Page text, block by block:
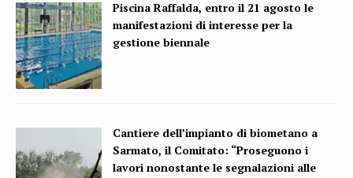
Piscina Raffalda, entro il 21 agosto le
manifestazioni di interesse per la
gestione biennale
Cantiere dell’impianto di biometano a
Sarmato, il Comitato: “Proseguono i
lavori nonostante le segnalazioni alle